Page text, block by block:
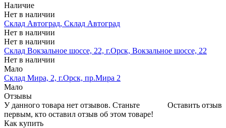
Наличие
Нет в наличии
Склад Автоград, Склад Автоград
Нет в наличии
Нет в наличии
Склад Вокзальное шоссе, 22, г.Орск, Вокзальное шоссе, 22
Нет в наличии
Мало
Склад Мира, 2, г.Орск, пр.Мира 2
Мало
Отзывы
Оставить отзыв
У данного товара нет отзывов. Станьте
первым, кто оставил отзыв об этом товаре!
Как купить